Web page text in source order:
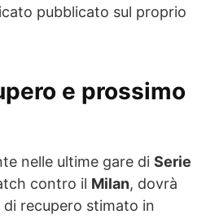
pubblicato sul proprio
e prossimo
nelle ultime gare di Serie
contro il Milan, dovrà
recupero stimato in